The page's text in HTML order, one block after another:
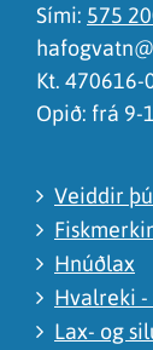
Sími: 575
Kt. 470616-
Opið: frá 9-
Veiddir
Hnúðlax
Hvalreki
Lax- og